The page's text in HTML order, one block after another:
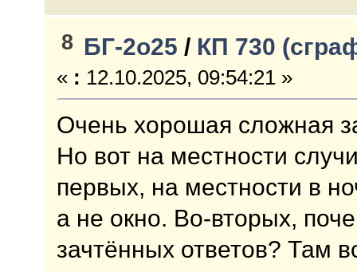
8 БГ-2о25 / КП 730
« : 12.10.2025, 09:54:21 »
Очень хорошая сложная
Но вот на местности
первых, на местности в
а не окно. Во-вторых,
зачтённых ответов? Там